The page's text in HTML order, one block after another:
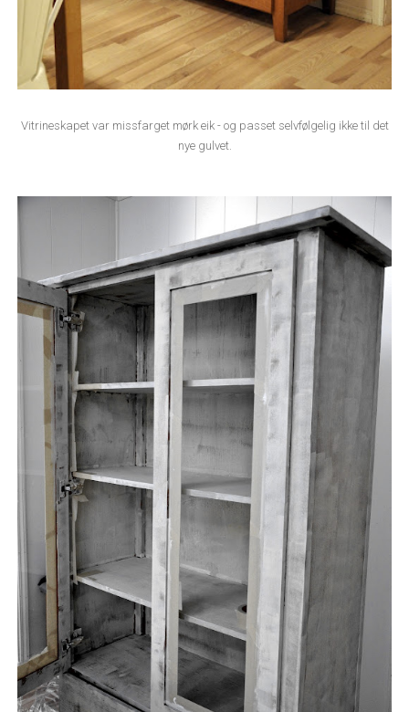
Vitrineskapet var missfarget mørk eik - og passet selvfølgelig ikke til det
nye gulvet.